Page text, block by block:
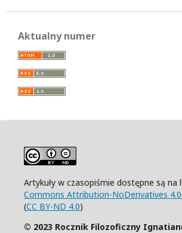
Aktualny numer
Artykuły w czasopiśmie dostępne są na
Commons Attribution-NoDerivatives
(CC BY-ND 4.0)
© 2023 Rocznik Filozoficzny